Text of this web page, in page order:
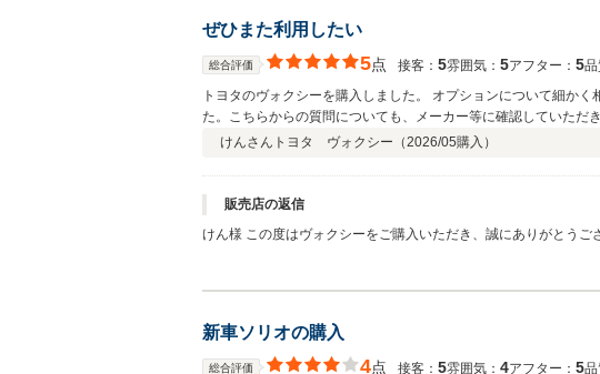
ぜひまた利用したい
総合評価 5点 接客： 5雰囲気： 5アフター： 5品
トヨタのヴォクシーを購入しました。 オプションについて細か
た。こちらからの質問についても、メーカー等に確認していただ
けんさん トヨタ ヴォクシー（2026/05購入）
販売店の返信
けん様 この度はヴォクシーをご購入いただき、誠にありがとうございました。 オプション選びから自動車保険まで、安心してご相談いただけたことを大変嬉しく思っております。
新車ソリオの購入
総合評価 4点 接客： 5雰囲気： 4アフター： 5品